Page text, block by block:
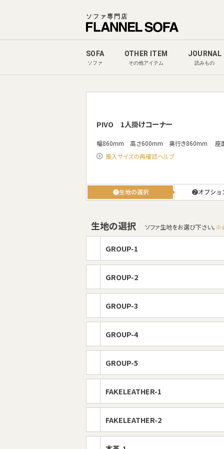
ソファ専門店
SOFA
ソファ
OTHER ITEM
その他アイテム
JOURNAL
読みもの
PIVO 1人掛けコーナー
幅860mm 高さ600mm 奥行き860mm
座
搬入サイズの再確認ヘルプ
生地の選択 ソファ生地をお選び下さい。※
GROUP-1
GROUP-2
GROUP-3
GROUP-4
GROUP-5
FAKELEATHER-1
FAKELEATHER-2